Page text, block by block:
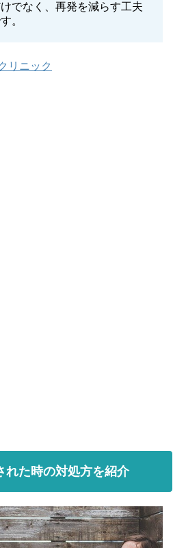
でなく、再発を減らす工夫
。
リニック
れた時の対処方を紹介